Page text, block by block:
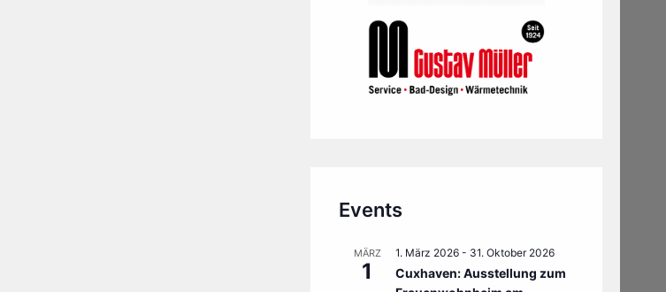
Events
MÄRZ
1
1. März 2026 - 31. Oktober 2026
Cuxhaven: Ausstellung zum